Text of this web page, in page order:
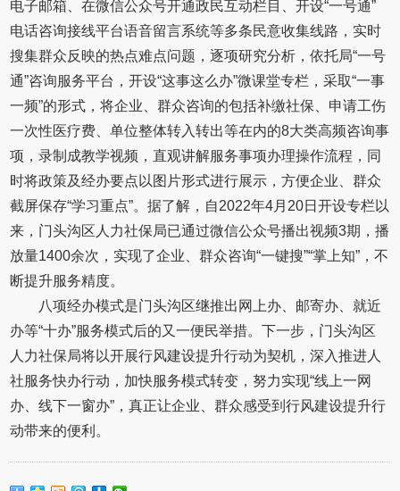
电子邮箱、在微信公众号开通政民互动栏目、开设“一号通”
电话咨询接线平台语音留言系统等多条民意收集线路，实时
搜集群众反映的热点难点问题，逐项研究分析，依托局“一号
通”咨询服务平台，开设“这事这么办”微课堂专栏，采取“一事
一频”的形式，将企业、群众咨询的包括补缴社保、申请工伤
一次性医疗费、单位整体转入转出等在内的8大类高频咨询事
项，录制成教学视频，直观讲解服务事项办理操作流程，同
时将政策及经办要点以图片形式进行展示，方便企业、群众
截屏保存“学习重点”。据了解，自2022年4月20日开设专栏以
来，门头沟区人力社保局已通过微信公众号播出视频3期，播
放量1400余次，实现了企业、群众咨询“一键搜”“掌上知”，不
断提升服务精度。
八项经办模式是门头沟区继推出网上办、邮寄办、就近
办等“十办”服务模式后的又一便民举措。下一步，门头沟区
人力社保局将以开展行风建设提升行动为契机，深入推进人
社服务快办行动，加快服务模式转变，努力实现“线上一网
办、线下一窗办”，真正让企业、群众感受到行风建设提升行
动带来的便利。